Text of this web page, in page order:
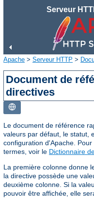
Serveur
Apache > Serveur HTTP >
Document de
directives
Le document de référence
valeurs par défaut, le statut,
configuration d'Apache.
termes, voir le Dictionnaire
La première colonne donne
la directive possède une
deuxième colonne. Si la
pouvoir être affichée, elle